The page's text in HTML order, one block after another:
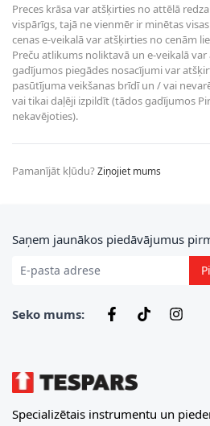
Preces krāsa var atšķirties no attēlā
vispārīgs, tajā ne vienmēr ir minētas
cenas e-veikalā var atšķirties no cenām
Preču atlikums noliktavā un e-veikalā
gadījumos piegādes nosacījumi var
pasūtījuma veikšanas brīdī un / vai
vai tikai daļēji izpildīt (tādos gadījumos
nekavējoties).
Pamanījāt kļūdu?Ziņojiet mums
E-pasta adrese
Saņem jaunākos piedāvājumus
Seko mums:
Specializētais instrumentu un